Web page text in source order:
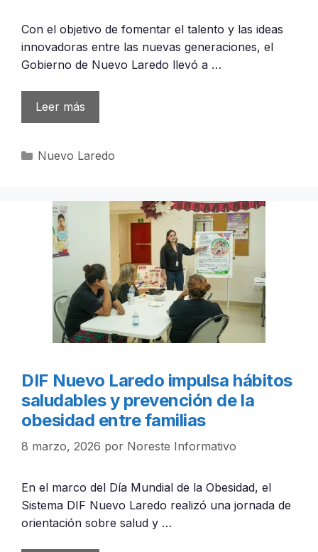
Con el objetivo de fomentar el talento y las ideas
innovadoras entre las nuevas generaciones, el
Gobierno de Nuevo Laredo llevó a …
Leer más
Categorías
Nuevo Laredo
DIF Nuevo Laredo impulsa hábitos
saludables y prevención de la
obesidad entre familias
8 marzo, 2026 por Noreste Informativo
En el marco del Día Mundial de la Obesidad, el
Sistema DIF Nuevo Laredo realizó una jornada de
orientación sobre salud y …